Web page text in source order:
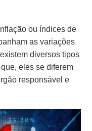
ou índices de
as variações
diversos tipos
eles se diferem
responsável e